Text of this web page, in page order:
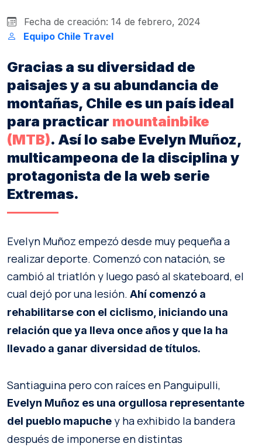
Fecha de creación: 14 de febrero, 2024
Equipo Chile Travel
Gracias a su diversidad de
paisajes y a su abundancia de
montañas, Chile es un país ideal
para practicar mountainbike
(MTB). Así lo sabe Evelyn Muñoz,
multicampeona de la disciplina y
protagonista de la web serie
Extremas.
Evelyn Muñoz empezó desde muy pequeña a
realizar deporte. Comenzó con natación, se
cambió al triatlón y luego pasó al skateboard, el
cual dejó por una lesión. Ahí comenzó a
rehabilitarse con el ciclismo, iniciando una
relación que ya lleva once años y que la ha
llevado a ganar diversidad de títulos.
Santiaguina pero con raíces en Panguipulli,
Evelyn Muñoz es una orgullosa representante
del pueblo mapuche y ha exhibido la bandera
después de imponerse en distintas